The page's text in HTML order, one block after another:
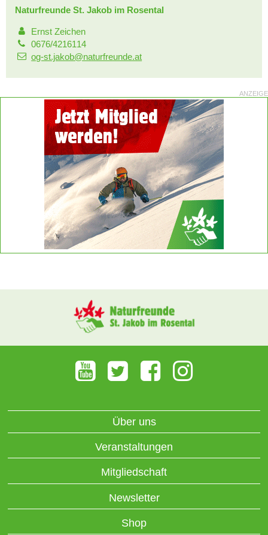
Naturfreunde St. Jakob im Rosental
Ernst Zeichen
0676/4216114
og-st.jakob@naturfreunde.at
ANZEIGE
Über uns
Veranstaltungen
Mitgliedschaft
Newsletter
Shop